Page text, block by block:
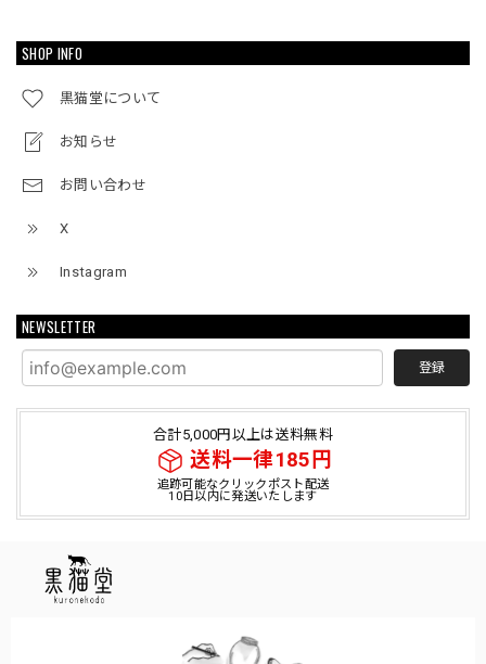
SHOP INFO
黒猫堂について
お知らせ
お問い合わせ
X
Instagram
NEWSLETTER
登録
合計5,000円以上は送料無料
送料一律185円
追跡可能なクリックポスト配送
10日以内に発送いたします